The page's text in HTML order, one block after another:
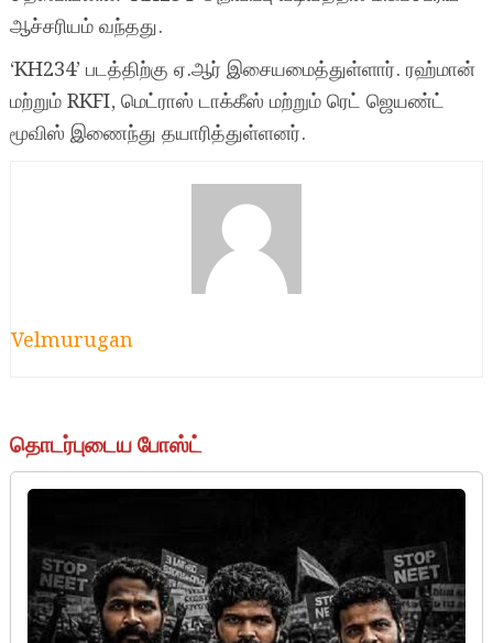
ஆச்சரியம் வந்தது.
‘KH234’ படத்திற்கு ஏ.ஆர் இசையமைத்துள்ளார். ரஹ்மான்
மற்றும் RKFI, மெட்ராஸ் டாக்கீஸ் மற்றும் ரெட் ஜெயண்ட்
மூவிஸ் இணைந்து தயாரித்துள்ளனர்.
Velmurugan
தொடர்புடைய போஸ்ட்